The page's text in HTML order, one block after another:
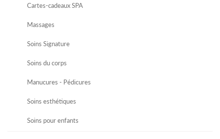
Cartes-cadeaux SPA
Massages
Soins Signature
Soins du corps
Manucures - Pédicures
Soins esthétiques
Soins pour enfants